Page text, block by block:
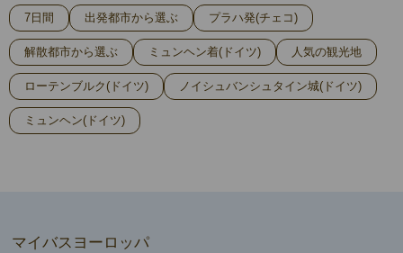
7日間 出発都市から選ぶ プラハ発(チェコ)
解散都市から選ぶ ミュンヘン着(ドイツ) 人気の観光地
ローテンブルク(ドイツ) ノイシュバンシュタイン城(ドイツ)
ミュンヘン(ドイツ)
マイバスヨーロッパ